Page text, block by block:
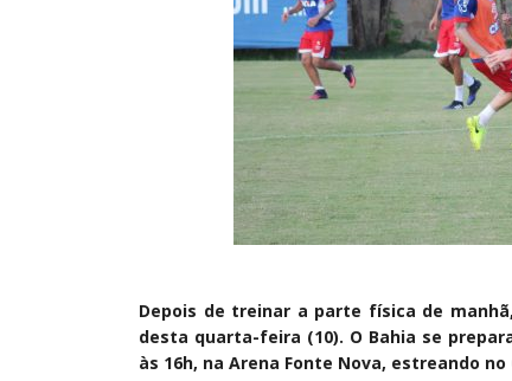
Depois de treinar a parte física de
desta quarta-feira (10). O Bahia se
às 16h, na Arena Fonte Nova, estreando